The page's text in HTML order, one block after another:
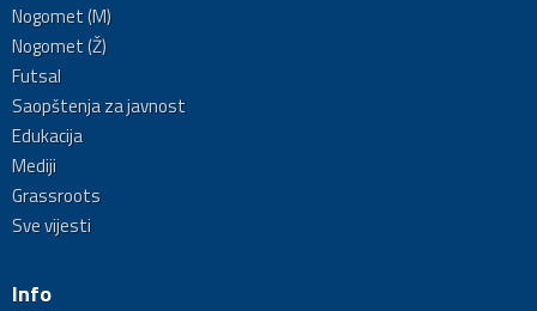
Nogomet (M)
Nogomet (Ž)
Futsal
Saopštenja za javnost
Edukacija
Mediji
Grassroots
Sve vijesti
Info